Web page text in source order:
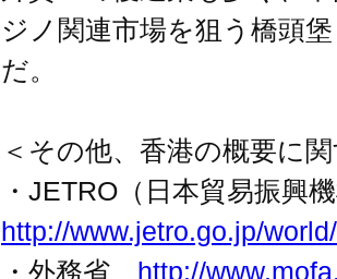
ジノ関連市場を狙う橋頭
だ。
＜その他、香港の概要に
・JETRO（日本貿易振
http://www.jetro.go.jp/
・外務省 http://